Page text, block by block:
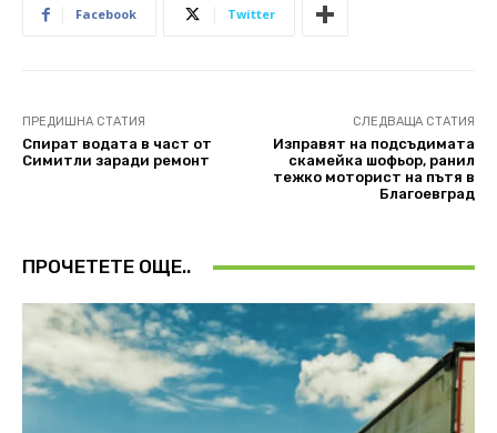
Facebook Twitter
ПРЕДИШНА СТАТИЯ
Спират водата в част от
Симитли заради ремонт
СЛЕДВАЩА СТАТИЯ
Изправят на подсъдимата
скамейка шофьор, ранил
тежко моторист на пътя в
Благоевград
ПРОЧЕТЕТЕ ОЩЕ..